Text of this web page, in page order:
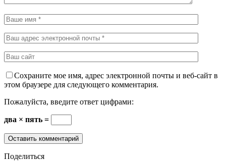
Сохраните мое имя, адрес электронной почты и веб-сайт в
этом браузере для следующего комментария.
Пожалуйста, введите ответ цифрами:
два × пять =
Поделиться